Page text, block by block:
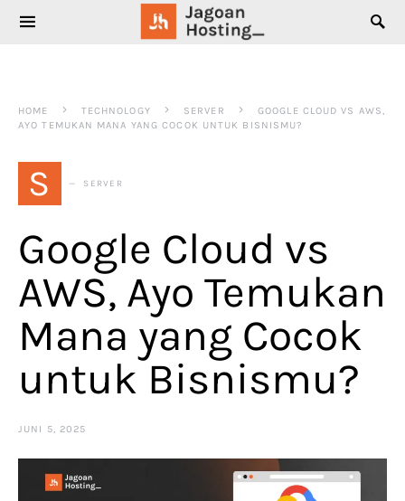
SEARCH FOR:
HOME TECHNOLOGY SERVER
GOOGLE CLOUD VS AWS,
AYO TEMUKAN MANA YANG COCOK UNTUK BISNISMU?
S SERVER
Google Cloud vs
AWS, Ayo Temukan
Mana yang Cocok
untuk Bisnismu?
JUNI 5, 2025